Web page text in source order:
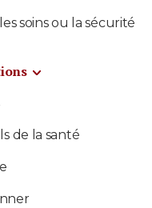
soins ou la sécurité
de la santé